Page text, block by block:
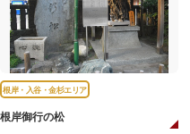
根岸・入谷・金杉エリア
根岸御行の松